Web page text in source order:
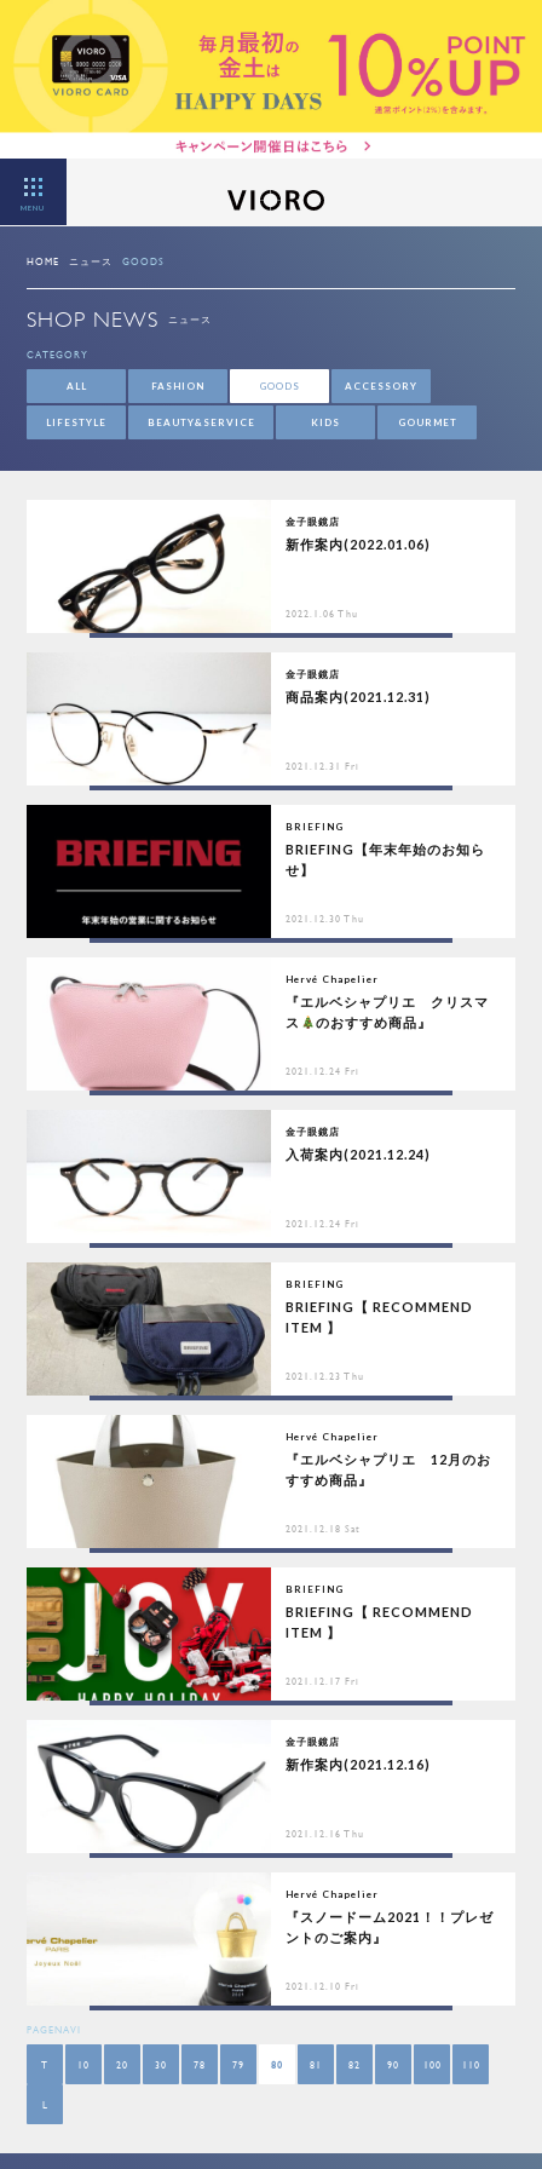
MENU
HOME ニュース GOODS
SHOP NEWS ニュース
CATEGORY
ALL FASHION GOODS ACCESSORY
LIFESTYLE BEAUTY&SERVICE KIDS GOURMET
金子眼鏡店
新作案内(2022.01.06)
2022.1.06 Thu
金子眼鏡店
商品案内(2021.12.31)
2021.12.31 Fri
BRIEFING
BRIEFING【年末年始のお知ら
せ】
2021.12.30 Thu
Hervé Chapelier
『エルベシャプリエ クリスマ
ス
のおすすめ商品』
2021.12.24 Fri
金子眼鏡店
入荷案内(2021.12.24)
2021.12.24 Fri
BRIEFING
BRIEFING【 RECOMMEND
ITEM 】
2021.12.23 Thu
Hervé Chapelier
『エルベシャプリエ 12月のお
すすめ商品』
2021.12.18 Sat
BRIEFING
BRIEFING【 RECOMMEND
ITEM 】
2021.12.17 Fri
金子眼鏡店
新作案内(2021.12.16)
2021.12.16 Thu
Hervé Chapelier
『スノードーム2021！！プレゼ
ントのご案内』
2021.12.10 Fri
PAGENAVI
T 10 20 30 78 79 80 81 82 90 100 110
L